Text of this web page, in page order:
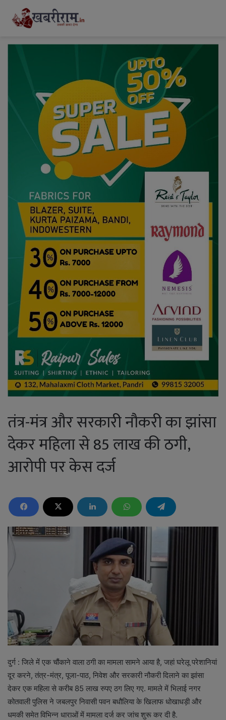
तंत्र-मंत्र और सरकारी नौकरी का झांसा
देकर महिला से 85 लाख की ठगी,
आरोपी पर केस दर्ज
दुर्ग : जिले में एक चौंकाने वाला ठगी का मामला सामने आया है, जहां घरेलू परेशानियां
दूर करने, तंत्र-मंत्र, पूजा-पाठ, निवेश और सरकारी नौकरी दिलाने का झांसा
देकर एक महिला से करीब 85 लाख रुपए ठग लिए गए. मामले में भिलाई नगर
कोतवाली पुलिस ने जबलपुर निवासी पवन बधौलिया के खिलाफ धोखाधड़ी और
धमकी समेत विभिन्न धाराओं में मामला दर्ज कर जांच शुरू कर दी है.